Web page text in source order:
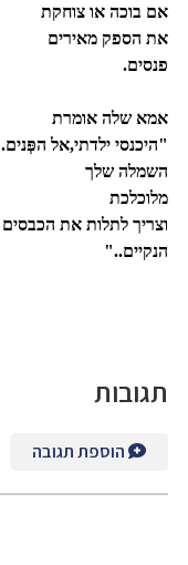
אם בוכה או צוחקת
את הספק מאירים
פנסים.
אמא שלה אומרת
"היכנסי ילדתי,אל הפְּנים.
השמלה שלך
מלוכלכת
וצריך לתלות את הכבסים
הנקיים.."
תגובות
הוספת תגובה